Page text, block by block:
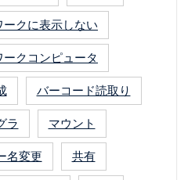
ークに表示しない
ークコンピュータ
バーコード読取り
ラ マウント
名変更 共有